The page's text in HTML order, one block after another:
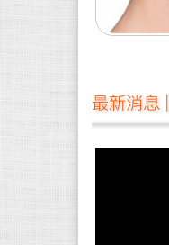
最新消息 |